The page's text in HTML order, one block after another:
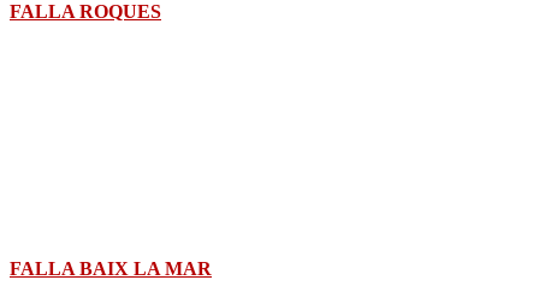
FALLA ROQUES
FALLA BAIX LA MAR